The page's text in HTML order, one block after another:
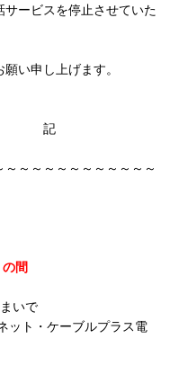
ービスを停止させていた
い申し上げます。
～～～～～～～～～～～
間
いで
・ケーブルプラス電